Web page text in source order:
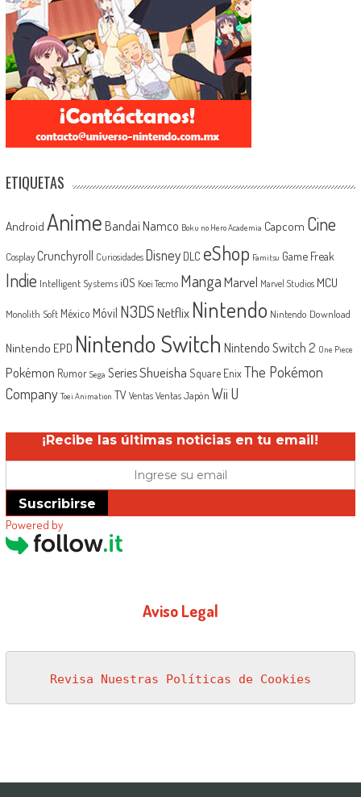
ETIQUETAS
Android Anime Bandai Namco Boku no Hero Academia Capcom Cine
Cosplay Crunchyroll Curiosidades Disney DLC eShop Famitsu Game Freak
Indie Intelligent Systems iOS Koei Tecmo MangaMarvel Marvel Studios MCU
Monolith Soft México Móvil N3DSNetflix Nintendo Nintendo Download
Nintendo EPD Nintendo Switch Nintendo Switch 2 One Piece
Pokémon Rumor Sega SeriesShueisha Square EnixThe Pokémon
Company Toei Animation TV Ventas Ventas Japón Wii U
¡Recibe las últimas noticias en tu email!
Suscribirse
Powered by
Aviso Legal
Revisa Nuestras Políticas de Cookies